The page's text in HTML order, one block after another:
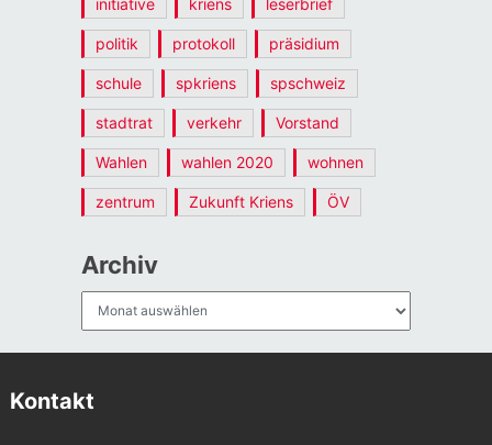
politik protokoll präsidium
schule spkriens spschweiz
stadtrat verkehr Vorstand
Wahlen wahlen 2020 wohnen
zentrum Zukunft Kriens ÖV
Archiv
Kontakt